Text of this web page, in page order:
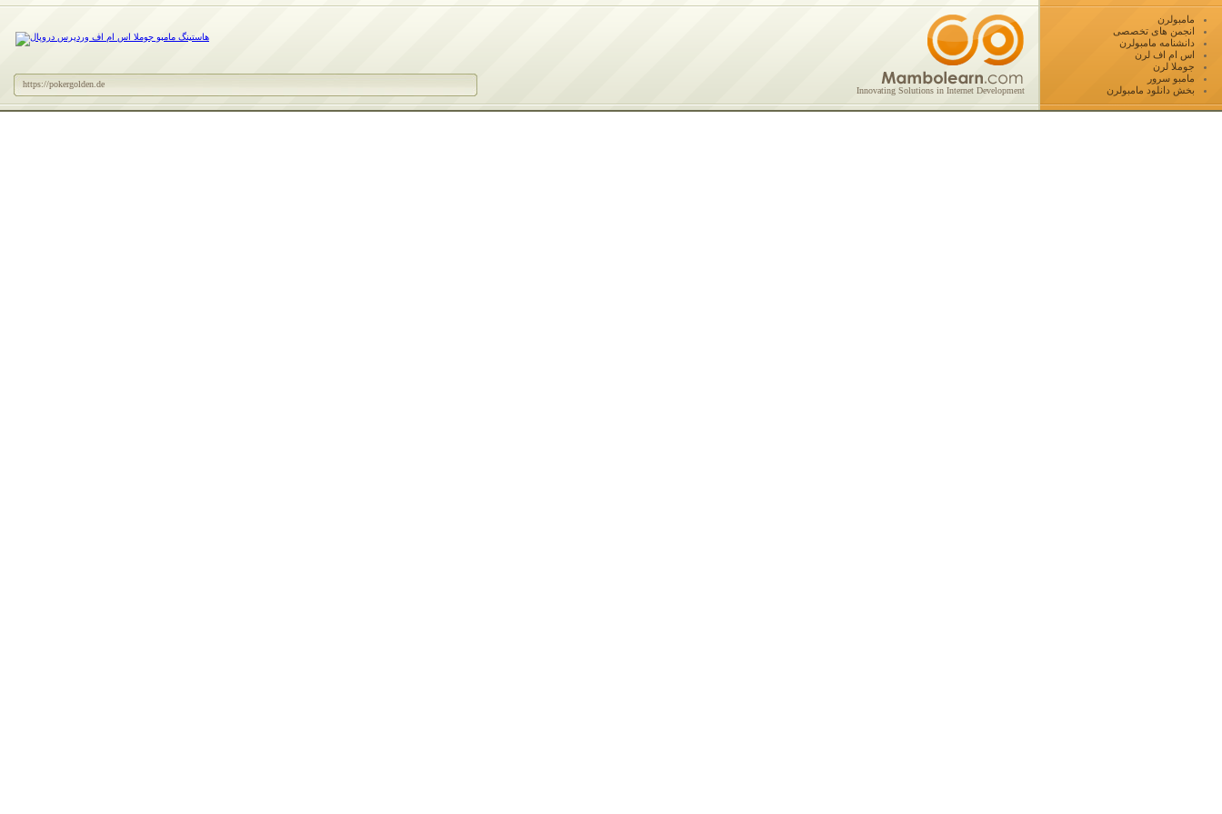
مامبولرن
انجمن های تخصصی
دانشنامه مامبولرن
اس ام اف لرن
جوملا لرن
مامبو سرور
بخش دانلود مامبولرن
Innovating Solutions in Internet Development
https://pokergolden.de